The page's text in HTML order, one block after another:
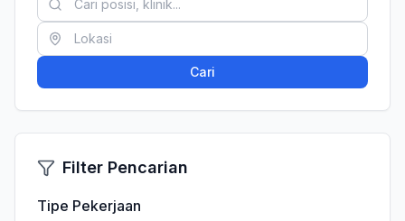
Cari
Filter Pencarian
Tipe Pekerjaan